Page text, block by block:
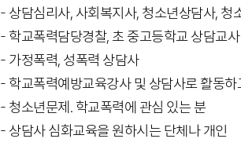
- 상담심리사, 사회복지사, 청소년상담사, 청
- 학교폭력담당경찰, 초 중고등학교 상담교
- 가정폭력, 성폭력 상담사
- 학교폭력예방교육강사 및 상담사로 활동하
- 청소년문제. 학교폭력에 관심 있는 분
- 상담사 심화교육을 원하시는 단체나 개인